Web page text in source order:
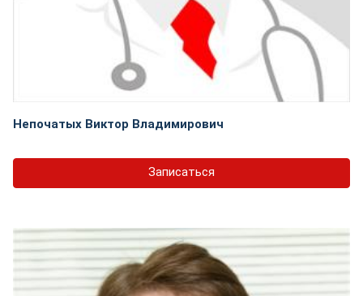
Непочатых Виктор Владимирович
Записаться